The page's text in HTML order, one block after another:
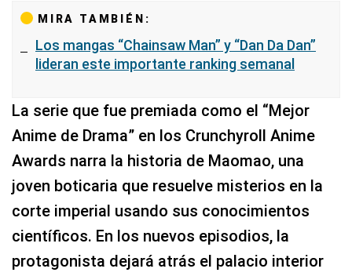
MIRA TAMBIÉN:
Los mangas “Chainsaw Man” y “Dan Da Dan”
lideran este importante ranking semanal
La serie que fue premiada como el “Mejor
Anime de Drama” en los Crunchyroll Anime
Awards narra la historia de Maomao, una
joven boticaria que resuelve misterios en la
corte imperial usando sus conocimientos
científicos. En los nuevos episodios, la
protagonista dejará atrás el palacio interior